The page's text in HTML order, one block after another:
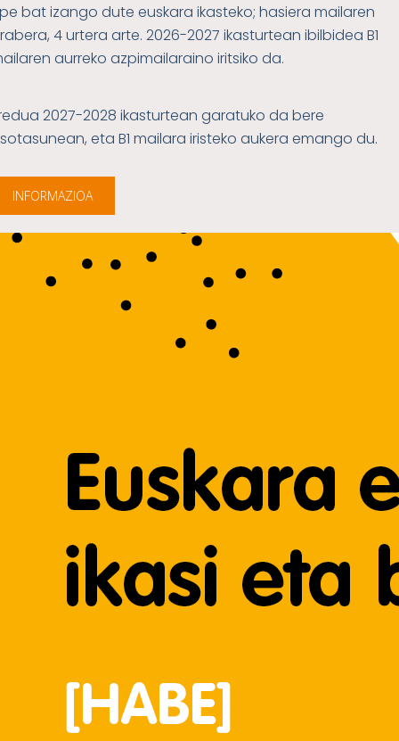
bat izango dute euskara ikasteko; hasiera mailaren
4 urtera arte. 2026-2027 ikasturtean ibilbidea B1
aurreko azpimailaraino iritsiko da.
2027-2028 ikasturtean garatuko da bere
eta B1 mailara iristeko aukera emango du.
INFORMAZIOA